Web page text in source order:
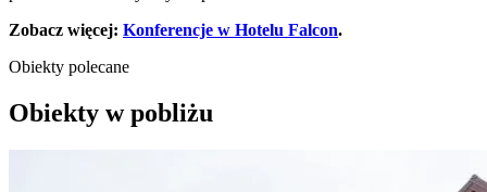
Zobacz więcej: Konferencje w Hotelu Falcon.
Obiekty polecane
Obiekty w pobliżu